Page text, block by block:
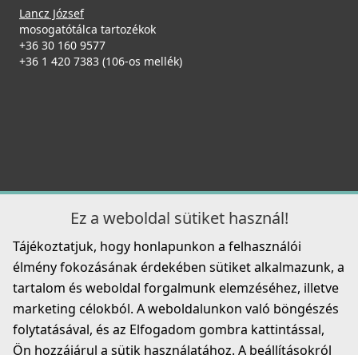
Lancz József
mosogatótálca tartozékok
+36 30 160 9577
+36 1 420 7383 (106-os mellék)
Ez a weboldal sütiket használ!
Tájékoztatjuk, hogy honlapunkon a felhasználói
élmény fokozásának érdekében sütiket alkalmazunk, a
tartalom és weboldal forgalmunk elemzéséhez, illetve
marketing célokból. A weboldalunkon való böngészés
folytatásával, és az Elfogadom gombra kattintással,
Ön hozzájárul a sütik használatához. A beállításokról